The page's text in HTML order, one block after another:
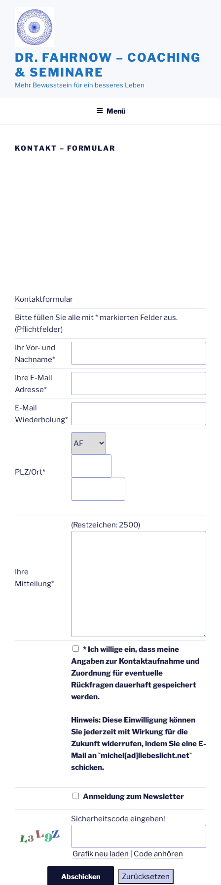
Inhalt
springen
DR. FAHRNOW – COACHING
& SEMINARE
Mehr Bewusstsein für ein besseres Leben
Menü
KONTAKT – FORMULAR
Kontaktformular
Bitte füllen Sie alle mit * markierten Felder aus.
(Pflichtfelder)
Ihr Vor- und
Nachname*
Ihre E-Mail
Adresse*
E-Mail
Wiederholung*
PLZ/Ort*
Ihre
Mitteilung*
(Restzeichen: 2500)
* Ich willige ein, dass meine
Angaben zur Kontaktaufnahme und
Zuordnung für eventuelle
Rückfragen dauerhaft gespeichert
werden.
Hinweis: Diese Einwilligung können
Sie jederzeit mit Wirkung für die
Zukunft widerrufen, indem Sie eine E-
Mail an `michel[ad]liebeslicht.net`
schicken.
Anmeldung zum Newsletter
Sicherheitscode eingeben!
Grafik neu laden Code anhören